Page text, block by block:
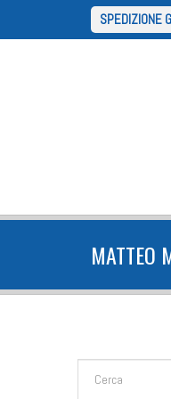
SPEDIZIONE
MATTEO
FORM DI